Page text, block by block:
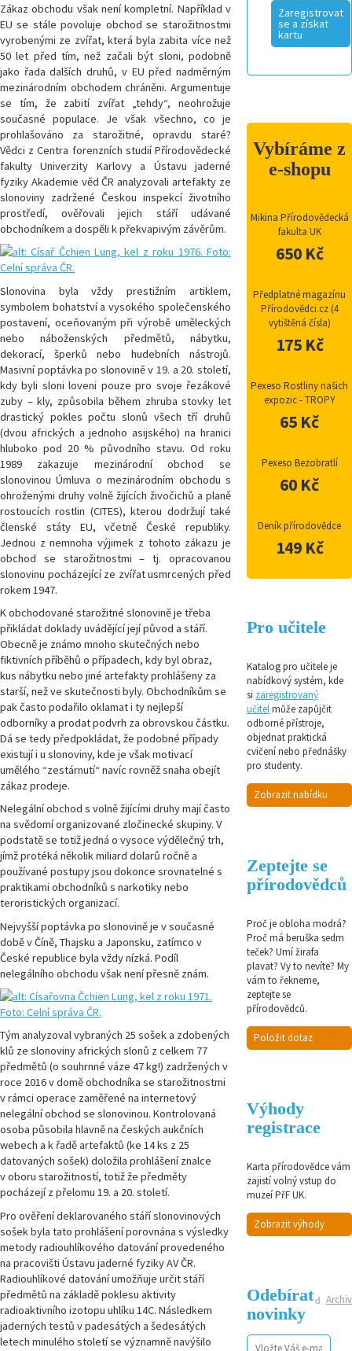
Zákaz obchodu však není kompletní. Například v
EU se stále povoluje obchod se starožitnostmi
vyrobenými ze zvířat, která byla zabita více než
50 let před tím, než začali být sloni, podobně
jako řada dalších druhů, v EU před nadměrným
mezinárodním obchodem chráněni. Argumentuje
se tím, že zabití zvířat „tehdy“, neohrožuje
současné populace. Je však všechno, co je
prohlašováno za starožitné, opravdu staré?
Vědci z Centra forenzních studií Přírodovědecké
fakulty Univerzity Karlovy a Ústavu jaderné
fyziky Akademie věd ČR analyzovali artefakty ze
slonoviny zadržené Českou inspekcí životního
prostředí, ověřovali jejich stáří udávané
obchodníkem a dospěli k překvapivým závěrům.
Slonovina byla vždy prestižním artiklem,
symbolem bohatství a vysokého společenského
postavení, oceňovaným při výrobě uměleckých
nebo náboženských předmětů, nábytku,
dekorací, šperků nebo hudebních nástrojů.
Masivní poptávka po slonovině v 19. a 20. století,
kdy byli sloni loveni pouze pro svoje řezákové
zuby – kly, způsobila během zhruba stovky let
drastický pokles počtu slonů všech tří druhů
(dvou afrických a jednoho asijského) na hranici
hluboko pod 20 % původního stavu. Od roku
1989 zakazuje mezinárodní obchod se
slonovinou Úmluva o mezinárodním obchodu s
ohroženými druhy volně žijících živočichů a planě
rostoucích rostlin (CITES), kterou dodržují také
členské státy EU, včetně České republiky.
Jednou z nemnoha výjimek z tohoto zákazu je
obchod se starožitnostmi – tj. opracovanou
slonovinu pocházející ze zvířat usmrcených před
rokem 1947.
K obchodované starožitné slonovině je třeba
přikládat doklady uvádějící její původ a stáří.
Obecně je známo mnoho skutečných nebo
fiktivních příběhů o případech, kdy byl obraz,
kus nábytku nebo jiné artefakty prohlášeny za
starší, než ve skutečnosti byly. Obchodníkům se
pak často podařilo oklamat i ty nejlepší
odborníky a prodat podvrh za obrovskou částku.
Dá se tedy předpokládat, že podobné případy
existují i u slonoviny, kde je však motivací
umělého “zestárnutí“ navíc rovněž snaha obejít
zákaz prodeje.
Nelegální obchod s volně žijícími druhy mají často
na svědomí organizované zločinecké skupiny. V
podstatě se totiž jedná o vysoce výdělečný trh,
jímž protéká několik miliard dolarů ročně a
používané postupy jsou dokonce srovnatelné s
praktikami obchodníků s narkotiky nebo
teroristických organizací.
Nejvyšší poptávka po slonovině je v současné
době v Číně, Thajsku a Japonsku, zatímco v
České republice byla vždy nízká. Podíl
nelegálního obchodu však není přesně znám.
Tým analyzoval vybraných 25 sošek a zdobených
klů ze slonoviny afrických slonů z celkem 77
předmětů (o souhrnné váze 47 kg!) zadržených v
roce 2016 v domě obchodníka se starožitnostmi
v rámci operace zaměřené na internetový
nelegální obchod se slonovinou. Kontrolovaná
osoba působila hlavně na českých aukčních
webech a k řadě artefaktů (ke 14 ks z 25
datovaných sošek) doložila prohlášení znalce
v oboru starožitností, totiž že předměty
pocházejí z přelomu 19. a 20. století.
Pro ověření deklarovaného stáří slonovinových
sošek byla tato prohlášení porovnána s výsledky
metody radiouhlíkového datování provedeného
na pracovišti Ústavu jaderné fyziky AV ČR.
Radiouhlíkové datování umožňuje určit stáří
předmětů na základě poklesu aktivity
radioaktivního izotopu uhlíku 14C. Následkem
jaderných testů v padesátých a šedesátých
letech minulého století se významně navýšilo
Zaregistrovat
se a získat
kartu
Vybíráme z
e-shopu
Mikina Přírodovědecká
fakulta UK
650 Kč
Předplatné magazínu
Přírodovědci.cz (4
vytištěná čísla)
175 Kč
Pexeso Rostliny našich
expozic - TROPY
65 Kč
Pexeso Bezobratlí
60 Kč
Deník přírodovědce
149 Kč
Pro učitele
Katalog pro učitele je
nabídkový systém, kde
si zaregistrovaný
učitelmůže zapůjčit
odborné přístroje,
objednat praktická
cvičení nebo přednášky
pro studenty.
Zobrazit nabídku
Zeptejte se
přírodovědců
Proč je obloha modrá?
Proč má beruška sedm
teček? Umí žirafa
plavat? Vy to nevíte? My
vám to řekneme,
zeptejte se
přírodovědců.
Položit dotaz
Výhody
registrace
Karta přírodovědce vám
zajistí volný vstup do
muzeí PřF UK.
Zobrazit výhody
Archiv
Odebírat
novinky